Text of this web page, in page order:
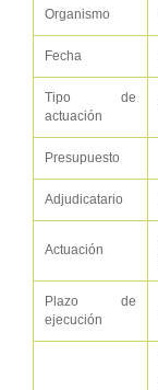
Organismo
Fecha
Tipo de
actuación
Presupuesto
Adjudicatario
Actuación
Plazo de
ejecución